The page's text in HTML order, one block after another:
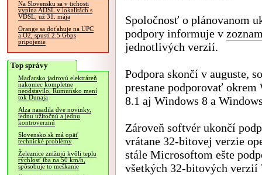
Na Slovensku sa v tichosti
vypína ADSL v lokalitách s
VDSL, už 31. mája
Orange sa doťahuje na UPC
a O2, spustí 2.5 Gbps
pripojenie
Top správy
Maďarsko jadrovú elektráreň
nakoniec kompletne
neodstavilo, Rumunsko mení
tok Dunaja
Alza nasadila dve novinky,
jednu užitočnú a jednu
kontroverznú
Slovensko.sk má opäť
technické problémy
Železnice znižujú kvôli teplu
rýchlosť iba na 50 km/h,
spôsobuje to meškanie
Spoločnosť o plánovanom
podpory informuje v
jednotlivých verzií.
Podpora skončí v auguste,
prestane podporovať okrem
8.1 aj Windows 8 a
Zároveň softvér ukončí
vrátane 32-bitovej verzie
stále Microsoftom ešte
všetkých 32-bitových verzií